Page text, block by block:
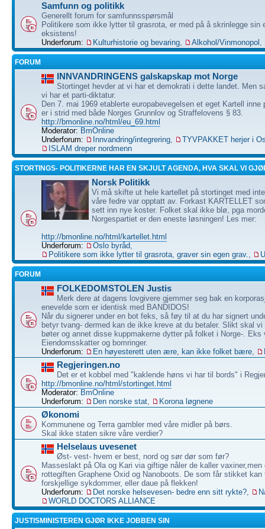
Samfunn og politikk
Generellt forum for samfunnsspørsmål
Politikere som ikke lytter til grasrota, er med på å skrinlegge sin
eksistens!
Underforum:
Kulturhistorie og bevaring, Alkohol/Vinmonopol ,
FORUM
INNVANDRINGENS galskapskap mot Norge
Stortinget hevder at vi har et demokrati i dette landet. Men
vi har et parti-diktatur.
Den 7. mai 1969 etablerte europabevegelsen et eget Kartell inne
er i strid med både Norges Grunnlov og Straffelovens § 83.
http://bmonline.no/html/eu_69.html
Moderator: BmOnline
Underforum:
Innvandring/integrering,
TYVPAKKET herjer i
ISLAM dreper nordmenn
STORTINGS- POLITIKERNE HAR EN SKJULT AGENDA, HVA SKAL VI
Norsk Politikk
Vi må skifte ut hele kartellet på stortinget med
våre fedre var opptatt av. Forkast KARTELLET
sett inn nye koster. Folket skal ikke blø, pga
Norgespartiet er den eneste løsningen! Les mer:
http://bmonline.no/html/kartellet.html
Underforum:
Oslo byråd,
Politikere som ikke lytter til grasrota, graver sin egen grav.,
FORUM
FOLKEDOMSTOLEN Justis
Merk dere at dagens lovgivere gjemmer seg bak en
enevelde som er identisk med BANDIDOS!
Når du signerer under en bot feks, så føy til at du har signert
betyr tvang- dermed kan de ikke kreve at du betaler. Slikt skal
bøter og annet disse kuppmakerne dytter på folket i Norge-. Eks
Eiendomsskatter og bomringer.
Underforum:
En høyesterett uten ære, kan ikke folket bære,
Regjeringen.no
Det er et kobbel med "kaklende høns vi har til bords" i
http://bmonline.no/html/stortinget.html
Moderator: BmOnline
Underforum:
Den norske stat, Korona løgnene
Økonomi
Kommunene og Terra gambler med våre midler på børs.
Skal ikke staten sikre våre verdier?
Helselaus uvesenet
Øst- vest- hvem er best, nord og sør dør som før?
Masseslakt på Ola og Kari via giftige nåler de kaller vaxiner,men
rottegiften Graphene Oxid og Nanoboots. De som får stikket kan
forskjellige sykdommer, eller daue på flekken!
Underforum:
Det norske helsevesen- bedre enn sitt rykte?,
WORLD DOCTORS ALLIANCE
JUSTISMINISTEREN GJØR IKKE JOBBEN SIN